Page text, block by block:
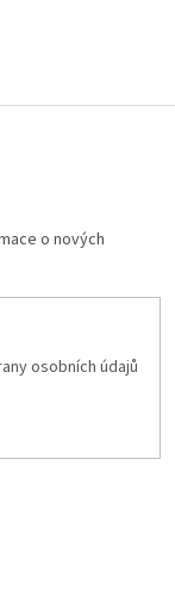
o nových
osobních údajů